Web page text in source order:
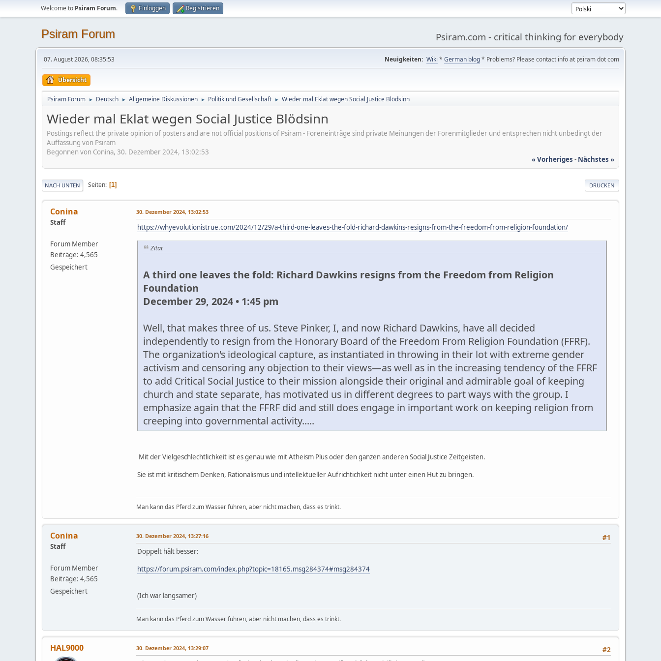
Welcome to Psiram Forum. Einloggen Registrieren
Psiram Forum Psiram.com - critical thinking for everybody
07. August 2026, 08:35:53 Neuigkeiten: Wiki * German blog* Problems? Please contact info at psiram dot com
Übersicht
Psiram Forum ► Deutsch ► Allgemeine Diskussionen ► Politik und Gesellschaft ► Wieder mal Eklat wegen Social Justice Blödsinn
Wieder mal Eklat wegen Social Justice Blödsinn
Postings reflect the private opinion of posters and are not official positions of Psiram - Foreneinträge sind private Meinungen der Forenmitglieder und entsprechen nicht unbedingt der
Auffassung von Psiram
Begonnen von Conina, 30. Dezember 2024, 13:02:53
« Vorheriges - Nächstes »
DRUCKEN
NACH UNTEN Seiten 1
Conina
Staff
Forum Member
Beiträge: 4,565
Gespeichert
30. Dezember 2024, 13:02:53
https://whyevolutionistrue.com/2024/12/29/a-third-one-leaves-the-fold-richard-dawkins-resigns-from-the-freedom-from-religion-foundation/
Zitat
A third one leaves the fold: Richard Dawkins resigns from the Freedom from Religion
Foundation
December 29, 2024 • 1:45 pm
Well, that makes three of us. Steve Pinker, I, and now Richard Dawkins, have all decided
independently to resign from the Honorary Board of the Freedom From Religion Foundation (FFRF).
The organization's ideological capture, as instantiated in throwing in their lot with extreme gender
activism and censoring any objection to their views—as well as in the increasing tendency of the FFRF
to add Critical Social Justice to their mission alongside their original and admirable goal of keeping
church and state separate, has motivated us in different degrees to part ways with the group. I
emphasize again that the FFRF did and still does engage in important work on keeping religion from
creeping into governmental activity.....
Mit der Vielgeschlechtlichkeit ist es genau wie mit Atheism Plus oder den ganzen anderen Social Justice Zeitgeisten.
Sie ist mit kritischem Denken, Rationalismus und intellektueller Aufrichtichkeit nicht unter einen Hut zu bringen.
Man kann das Pferd zum Wasser führen, aber nicht machen, dass es trinkt.
Conina
Staff
Forum Member
Beiträge: 4,565
Gespeichert
#1
30. Dezember 2024, 13:27:16
Doppelt hält besser:
https://forum.psiram.com/index.php?topic=18165.msg284374#msg284374
(Ich war langsamer)
Man kann das Pferd zum Wasser führen, aber nicht machen, dass es trinkt.
HAL9000 #2
30. Dezember 2024, 13:29:07